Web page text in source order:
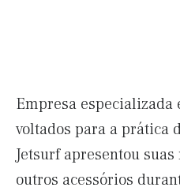
Empresa especializada
voltados para a prática
Jetsurf apresentou
outros acessórios